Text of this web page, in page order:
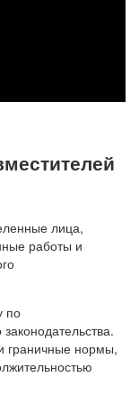
лица,
работы и
по
граничные нормы,